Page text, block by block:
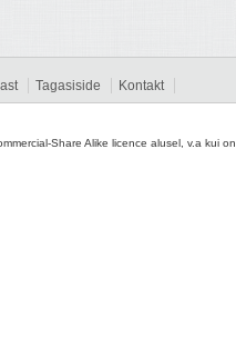
Tagasiside Kontakt
Share Alike licence alusel, v.a kui